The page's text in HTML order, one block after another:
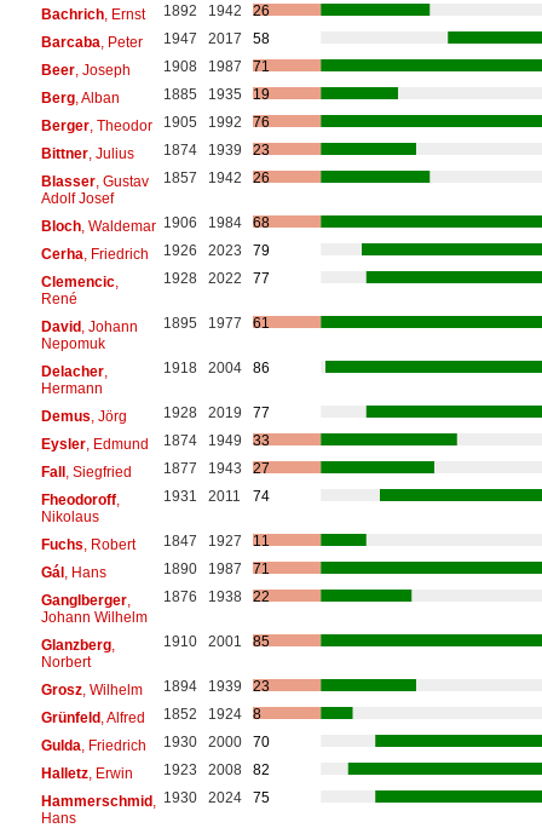
Bachrich, Ernst 1892 1942
26
Barcaba , Peter 1947 2017
58
Beer, Joseph 1908 1987
71
Berg, Alban 1885 1935
19
Berger, Theodor 1905 1992
76
Bittner, Julius 1874 1939
23
Blasser, Gustav
Adolf Josef
1857 1942 26
Bloch, Waldemar 1906 1984
68
Cerha , Friedrich 1926 2023
79
Clemencic,
René
1928 2022 77
David, Johann
Nepomuk
1895 1977 61
Delacher,
Hermann
1918 2004 86
Demus , Jörg 1928 2019
77
Eysler, Edmund 1874 1949
33
Fall, Siegfried 1877 1943
27
Fheodoroff,
Nikolaus
1931 2011 74
Fuchs , Robert 1847 1927
11
Gál, Hans 1890 1987
71
Ganglberger,
Johann Wilhelm
1876 1938 22
Glanzberg,
Norbert
1910 2001 85
Grosz, Wilhelm 1894 1939
23
Grünfeld, Alfred 1852 1924
8
Gulda , Friedrich 1930 2000
70
Halletz, Erwin 1923 2008
82
Hammerschmid,
Hans
1930 2024 75